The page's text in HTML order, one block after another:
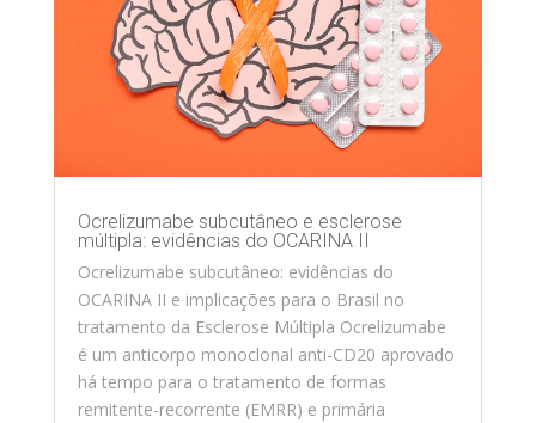
Ocrelizumabe subcutâneo e esclerose
múltipla: evidências do OCARINA II
Ocrelizumabe subcutâneo: evidências do
OCARINA II e implicações para o Brasil no
tratamento da Esclerose Múltipla Ocrelizumabe
é um anticorpo monoclonal anti-CD20 aprovado
há tempo para o tratamento de formas
remitente-recorrente (EMRR) e primária